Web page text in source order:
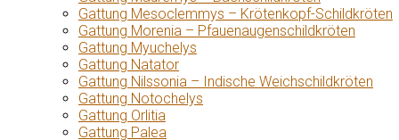
Gattung Mesoclemmys – Krötenkopf-Schildkröten
Gattung Morenia – Pfauenaugenschildkröten
Gattung Myuchelys
Gattung Natator
Gattung Nilssonia – Indische Weichschildkröten
Gattung Notochelys
Gattung Orlitia
Gattung Palea